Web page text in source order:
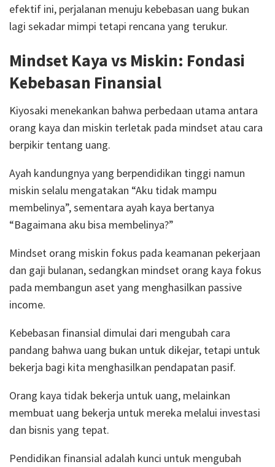
efektif ini, perjalanan menuju kebebasan uang bukan
lagi sekadar mimpi tetapi rencana yang terukur.
Mindset Kaya vs Miskin: Fondasi
Kebebasan Finansial
Kiyosaki menekankan bahwa perbedaan utama antara
orang kaya dan miskin terletak pada mindset atau cara
berpikir tentang uang.
Ayah kandungnya yang berpendidikan tinggi namun
miskin selalu mengatakan “Aku tidak mampu
membelinya”, sementara ayah kaya bertanya
“Bagaimana aku bisa membelinya?”
Mindset orang miskin fokus pada keamanan pekerjaan
dan gaji bulanan, sedangkan mindset orang kaya fokus
pada membangun aset yang menghasilkan passive
income.
Kebebasan finansial dimulai dari mengubah cara
pandang bahwa uang bukan untuk dikejar, tetapi untuk
bekerja bagi kita menghasilkan pendapatan pasif.
Orang kaya tidak bekerja untuk uang, melainkan
membuat uang bekerja untuk mereka melalui investasi
dan bisnis yang tepat.
Pendidikan finansial adalah kunci untuk mengubah